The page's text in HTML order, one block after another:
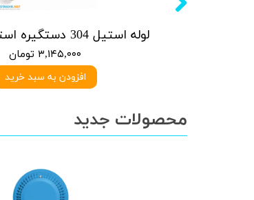
لوله استیل 304 دستگیره استخر 6 متری
۳,۱۴۵,۰۰۰ تومان
افزودن به سبد خرید
محصولات جدید